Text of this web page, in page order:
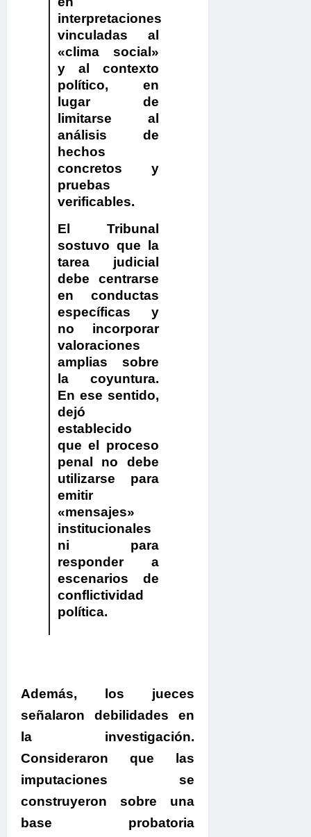
interpretaciones
vinculadas al
«clima social»
y al contexto
político, en
lugar de
limitarse al
análisis de
hechos
concretos y
pruebas
verificables.
El Tribunal
sostuvo que la
tarea judicial
debe centrarse
en conductas
específicas y
no incorporar
valoraciones
amplias sobre
la coyuntura.
En ese sentido,
dejó
establecido
que el proceso
penal no debe
utilizarse para
emitir
«mensajes»
institucionales
ni para
responder a
escenarios de
conflictividad
política.
Además, los jueces
señalaron debilidades en
la investigación.
Consideraron que
las
imputaciones se
construyeron sobre una
base probatoria